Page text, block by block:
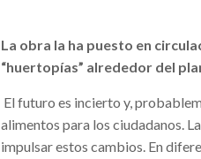
La obra la ha puesto en
“huertopías” alrededor del
El futuro es incierto y,
alimentos para los ciudadanos.
impulsar estos cambios. En